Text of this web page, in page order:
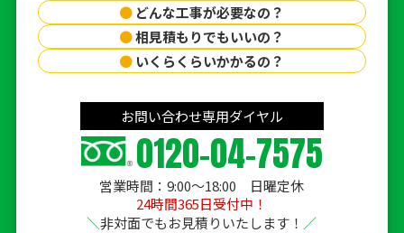
● どんな工事が必要なの？
●相見積もりでもいいの？
● いくらくらいかかるの？
お問い合わせ専用ダイヤル
0120-04-7575
営業時間：9:00〜18:00 日曜定休
24時間365日受付中！
非対面でもお見積りいたします！